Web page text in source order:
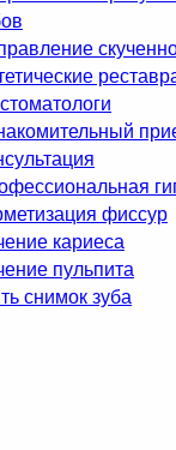
фиссур
кариеса
пульпита
снимок зуба